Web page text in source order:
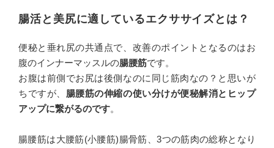
腸活と美尻に適しているエクササイズとは？
便秘と垂れ尻の共通点で、改善のポイントとなるのはお
腹のインナーマッスルの腸腰筋です。
お腹は前側でお尻は後側なのに同じ筋肉なの？と思いが
ちですが、 腸腰筋の伸縮の使い分けが便秘解消とヒップ
アップに繋がるのです。
腸腰筋は大腰筋(小腰筋)腸骨筋、3つの筋肉の総称となり